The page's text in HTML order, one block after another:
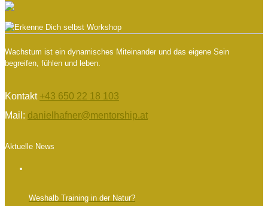
Wachstum ist ein dynamisches Miteinander und das eigene Sein
begreifen, fühlen und leben.
Kontakt +43 650 22 18 103
Mail: danielhafner@mentorship.at
Aktuelle News
Weshalb Training in der Natur?